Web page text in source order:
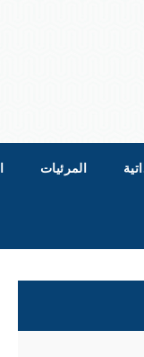
المرئيات